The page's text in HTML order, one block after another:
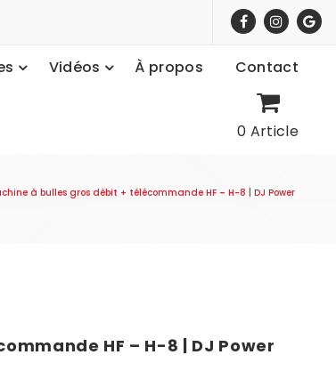
Vidéos À propos Contact
0 Article
à bulles gros débit + télécommande HF – H-8 | DJ Power
HF – H-8 | DJ Power